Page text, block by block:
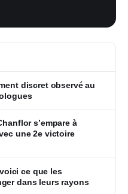
discret observé au
s’empare à
une 2e victoire
ce que les
dans leurs rayons